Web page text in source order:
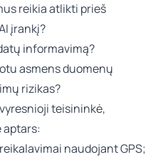
reikia atlikti prieš
įrankį?
informavimą?
asmens duomenų
rizikas?
vyresnioji teisininkė,
aptars:
naudojant GPS;